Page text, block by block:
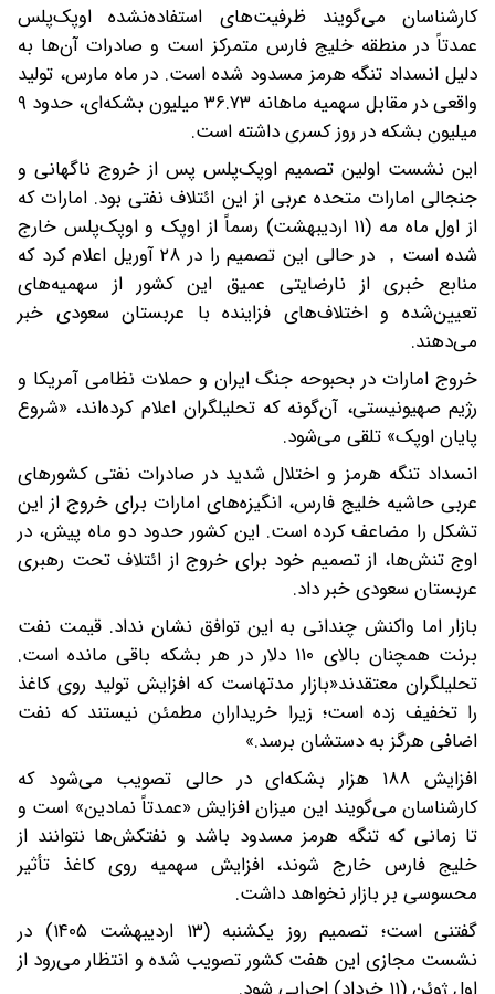
کارشناسان می‌گویند ظرفیت‌های استفاده‌نشده اوپک‌پلس
عمدتاً در منطقه خلیج فارس متمرکز است و صادرات آن‌ها به
دلیل انسداد تنگه هرمز مسدود شده است. در ماه مارس، تولید
واقعی در مقابل سهمیه ماهانه ۳۶.۷۳ میلیون بشکه‌ای، حدود ۹
میلیون بشکه در روز کسری داشته است.
این نشست اولین تصمیم اوپک‌پلس پس از خروج ناگهانی و
جنجالی امارات متحده عربی از این ائتلاف نفتی بود. امارات که
از اول ماه مه (۱۱ اردیبهشت) رسماً از اوپک و اوپک‌پلس خارج
شده است， در حالی این تصمیم را در ۲۸ آوریل اعلام کرد که
منابع خبری از نارضایتی عمیق این کشور از سهمیه‌های
تعیین‌شده و اختلاف‌های فزاینده با عربستان سعودی خبر
می‌دهند.
خروج امارات در بحبوحه جنگ ایران و حملات نظامی آمریکا و
رژیم صهیونیستی، آن‌گونه که تحلیلگران اعلام کرده‌اند، «شروع
پایان اوپک» تلقی می‌شود.
انسداد تنگه هرمز و اختلال شدید در صادرات نفتی کشورهای
عربی حاشیه خلیج فارس، انگیزه‌های امارات برای خروج از این
تشکل را مضاعف کرده است. این کشور حدود دو ماه پیش، در
اوج تنش‌ها، از تصمیم خود برای خروج از ائتلاف تحت رهبری
عربستان سعودی خبر داد.
بازار اما واکنش چندانی به این توافق نشان نداد. قیمت نفت
برنت همچنان بالای ۱۱۰ دلار در هر بشکه باقی مانده است.
تحلیلگران معتقدند«بازار مدتهاست که افزایش تولید روی کاغذ
را تخفیف زده است؛ زیرا خریداران مطمئن نیستند که نفت
اضافی هرگز به دستشان برسد.»
افزایش ۱۸۸ هزار بشکه‌ای در حالی تصویب می‌شود که
کارشناسان می‌گویند این میزان افزایش «عمدتاً نمادین» است و
تا زمانی که تنگه هرمز مسدود باشد و نفتکش‌ها نتوانند از
خلیج فارس خارج شوند، افزایش سهمیه روی کاغذ تأثیر
محسوسی بر بازار نخواهد داشت.
گفتنی است؛ تصمیم روز یکشنبه (۱۳ اردیبهشت ۱۴۰۵) در
نشست مجازی این هفت کشور تصویب شده و انتظار می‌رود از